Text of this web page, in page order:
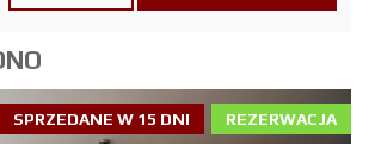
REZERWACJA
SPRZEDANE W 15 DNI